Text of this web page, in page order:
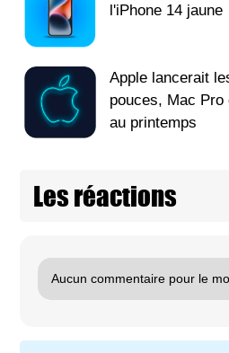
l'iPhone 14 jaune
Apple lancerait
pouces, Mac Pro
au printemps
Les réactions
Aucun commentaire pour le